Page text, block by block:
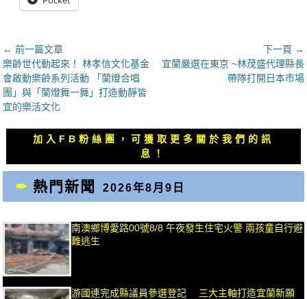
文
章
導
覽
← 前一篇文章
上
一
篇
文
樂齡世代動起來！ 林孝信文化基金
會啟動樂齡系列活動 「蘭燈合唱
團」與「蘭燈舞一舞」打造動靜皆
宜的樂活文化
下一頁 →
宜蘭嚴選在東京 ~林茂盛代理縣長
帶隊打開日本市場
加入FB粉絲團，可獲取更多關於我們的訊
息！
熱門新聞 2026年8月9日
南澳鄉博愛路00號8/8 午夜發生住宅火警 兩孩童自行避
難逃生
游國連完成縣議員參選登記 三大主軸打造宜蘭新願